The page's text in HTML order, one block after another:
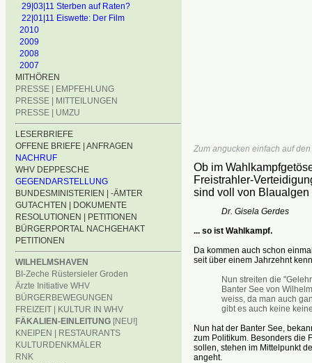
29|03|11 Sterben auf Raten?
22|01|11 Eiswette: Der Film
2010
2009
2008
2007
MITHÖREN
PRESSE | EMPFEHLUNG
PRESSE | MITTEILUNGEN
PRESSE | UMZU
LESERBRIEFE
OFFENE BRIEFE | ANFRAGEN
NACHRUF
WHV DEPPESCHE
GEGENDARSTELLUNG
BUNDESMINISTERIEN | -ÄMTER
GUTACHTEN | DOKUMENTE
RESOLUTIONEN | PETITIONEN
BÜRGERPORTAL NACHGEHAKT
PETITIONEN
WILHELMSHAVEN
BI-Zeche Rüstersieler Groden
Ärzte Initiative WHV
BÜRGERBEWEGUNGEN
FREIZEIT | KULTUR IN WHV
FÄKALIEN-EINLEITUNG [NEU!]
KNEIPEN | RESTAURANTS
KULTURDENKMÄLER
RNK
Zum angucken einfach auf
Ob im
Freistrahler-
sind voll von Blaualgen
Dr. Gisela Gerdes
... so ist Wahlkampf.
Da kommen auch schon
seit über einem Jahrzehnt
Nun streiten die
Banter See von
weiss, da man auch
gibt es auch keine
Nun hat der Banter See,
zum Politikum. Besonders die
sollen, stehen im Mittelpunkt
angeht.